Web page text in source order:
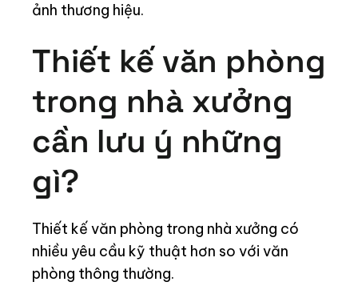
ảnh thương hiệu.
Thiết kế văn phòng
trong nhà xưởng
cần lưu ý những
gì?
Thiết kế văn phòng trong nhà xưởng có
nhiều yêu cầu kỹ thuật hơn so với văn
phòng thông thường.